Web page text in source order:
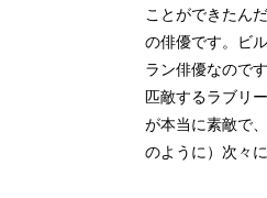
ことができたん
の俳優です。ビ
ラン俳優なので
匹敵するラブリ
が本当に素敵で
のように）次々